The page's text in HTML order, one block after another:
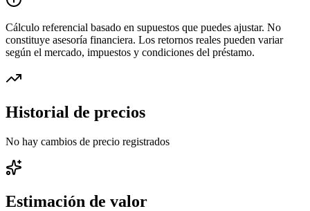
Cálculo referencial basado en supuestos que puedes ajustar. No
constituye asesoría financiera. Los retornos reales pueden variar
según el mercado, impuestos y condiciones del préstamo.
Historial de precios
No hay cambios de precio registrados
Estimación de valor